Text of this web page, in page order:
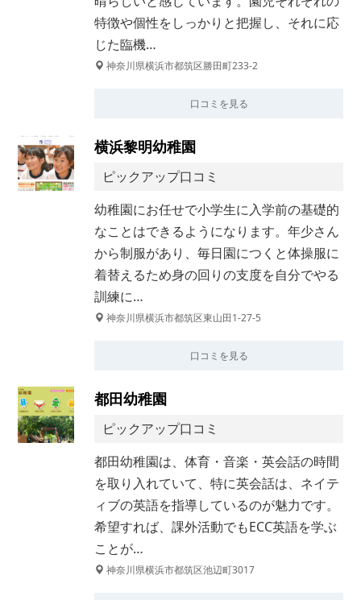
特徴や個性をしっかりと把握し、それに応
じた臨機…
神奈川県横浜市都筑区勝田町233-2
口コミを見る
横浜黎明幼稚園
ピックアップ口コミ
幼稚園にお任せで小学生に入学前の基礎的
なことはできるようになります。年少さん
から制服があり、毎日園につくと体操服に
着替えるため身の回りの支度を自分でやる
訓練に…
神奈川県横浜市都筑区東山田1-27-5
口コミを見る
都田幼稚園
ピックアップ口コミ
都田幼稚園は、体育・音楽・英会話の時間
を取り入れていて、特に英会話は、ネイテ
ィブの英語を指導しているのが魅力です。
希望すれば、課外活動でもECC英語を学ぶ
ことが…
神奈川県横浜市都筑区池辺町3017